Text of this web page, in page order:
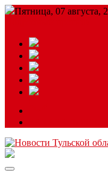
Пятница, 07 августа,
Читайте последние